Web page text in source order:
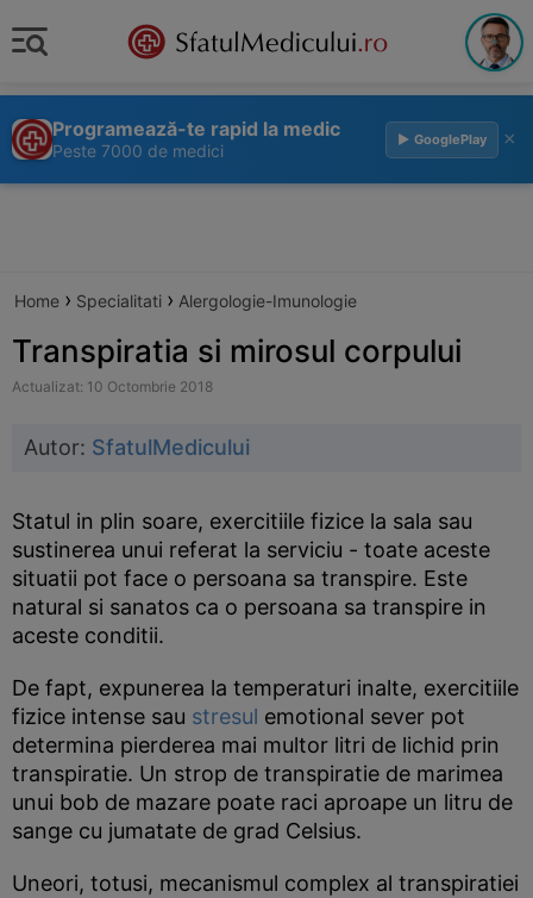
Programează-te rapid la medic
Peste 7000 de medici
▶ GooglePlay ×
Home › Specialitati › Alergologie-Imunologie
Transpiratia si mirosul corpului
Actualizat: 10 Octombrie 2018
Autor: SfatulMedicului
Statul in plin soare, exercitiile fizice la sala sau
sustinerea unui referat la serviciu - toate aceste
situatii pot face o persoana sa transpire. Este
natural si sanatos ca o persoana sa transpire in
aceste conditii.
De fapt, expunerea la temperaturi inalte, exercitiile
fizice intense sau stresul emotional sever pot
determina pierderea mai multor litri de lichid prin
transpiratie. Un strop de transpiratie de marimea
unui bob de mazare poate raci aproape un litru de
sange cu jumatate de grad Celsius.
Uneori, totusi, mecanismul complex al transpiratiei